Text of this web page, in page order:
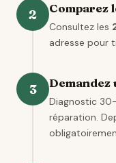
2 Comparez
Consultez les
adresse pour
3 Demandez
Diagnostic
réparation.